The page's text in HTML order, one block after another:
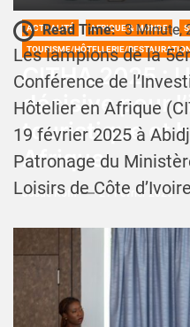
ACTUALITÉ AFRIQUE & MONDE
TOURISME/HÔTELLERIE/
CITHA 2025 :
décisive pour
touristique et
Afrique
Josué Koffi 21 Février 2025
Read Time: 3 Minute,
Les lampions de la
Conférence de
Hôtelier en Afrique
19 février 2025 à
Patronage du
Loisirs de Côte